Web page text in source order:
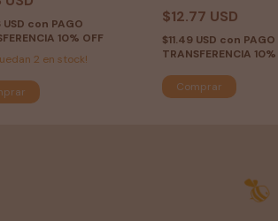
con PAGO
10% OFF
2 en stock!
$12.77 USD
$11.49 USD con PAGO
TRANSFERENCIA
Comprar